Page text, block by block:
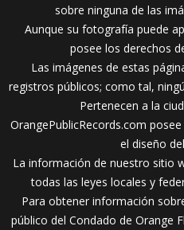
sobre ninguna de las
Aunque su fotografía puede
posee los derechos
Las imágenes de estas
registros públicos; como tal,
Pertenecen a la
OrangePublicRecords.com
el diseño
La información de nuestro sitio
todas las leyes locales y
Para obtener información
público del Condado de Orange